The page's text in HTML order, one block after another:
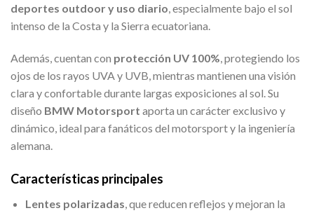
deportes outdoor y uso diario, especialmente bajo el sol
intenso de la Costa y la Sierra ecuatoriana.
Además, cuentan con protección UV 100% , protegiendo los
ojos de los rayos UVA y UVB, mientras mantienen una visión
clara y confortable durante largas exposiciones al sol. Su
diseño BMW Motorsport aporta un carácter exclusivo y
dinámico, ideal para fanáticos del motorsport y la ingeniería
alemana.
Características principales
Lentes polarizadas , que reducen reflejos y mejoran la